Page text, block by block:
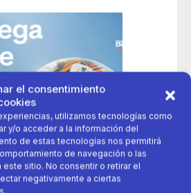
el consentimiento
utilizamos tecnologías como
y/o acceder a la información del
de estas tecnologías nos permitirá
de navegación o las
sitio. No consentir o retirar el
negativamente a ciertas